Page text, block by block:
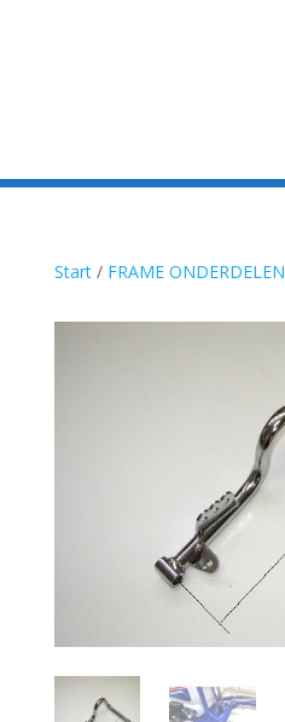
Start/ FRAME ONDERDELEN